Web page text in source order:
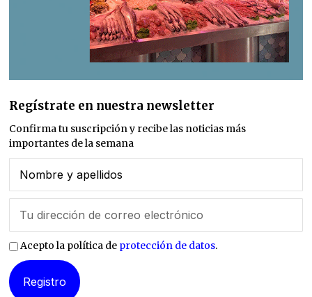
Regístrate en nuestra newsletter
Confirma tu suscripción y recibe las noticias más
importantes de la semana
Acepto la política de protección de datos.